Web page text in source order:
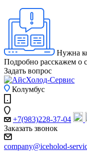
Нужна
Подробно расскажем о
Задать вопрос
Колумбус
+7(983)228-37-04
Заказать звонок
company@iceholod-